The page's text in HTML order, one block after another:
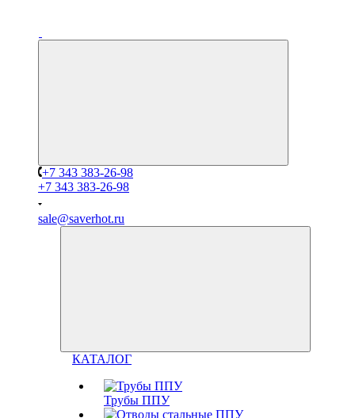
+7 343 383-26-98
+7 343 383-26-98
sale@saverhot.ru
КАТАЛОГ
Трубы ППУ